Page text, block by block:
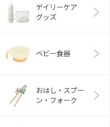
デイリーケア
グッズ
ベビー食器
おはし・スプー
ン・フォーク